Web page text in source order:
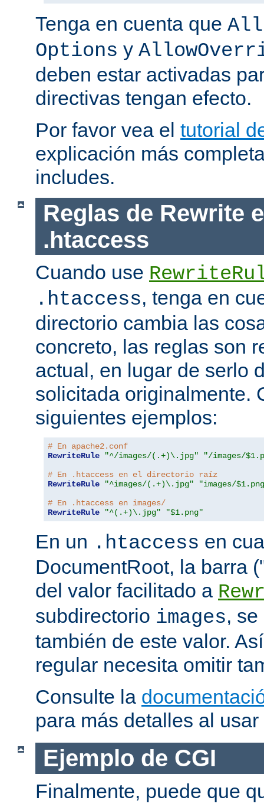
Tenga en cuenta que
Options y
deben estar activadas
directivas tengan efecto.
Por favor vea el tutorial
explicación más
includes.
Reglas de Rewrite
.htaccess
Cuando use
.htaccess, tenga en
directorio cambia las
concreto, las reglas son
actual, en lugar de serlo
solicitada originalmente.
siguientes ejemplos:
# En apache2.conf
RewriteRule
"^/images/(.+)\.jpg"
"/images/
# En .htaccess en el directorio raíz
RewriteRule
"^images/(.+)\.jpg"
"images/
# En .htaccess en images/
RewriteRule
"^(.+)\.jpg" "$1.png"
En un .htaccess en
DocumentRoot, la barra
del valor facilitado a
subdirectorio images,
también de este valor.
regular necesita omitir
Consulte la
para más detalles al usar
Ejemplo de CGI
Finalmente, puede que